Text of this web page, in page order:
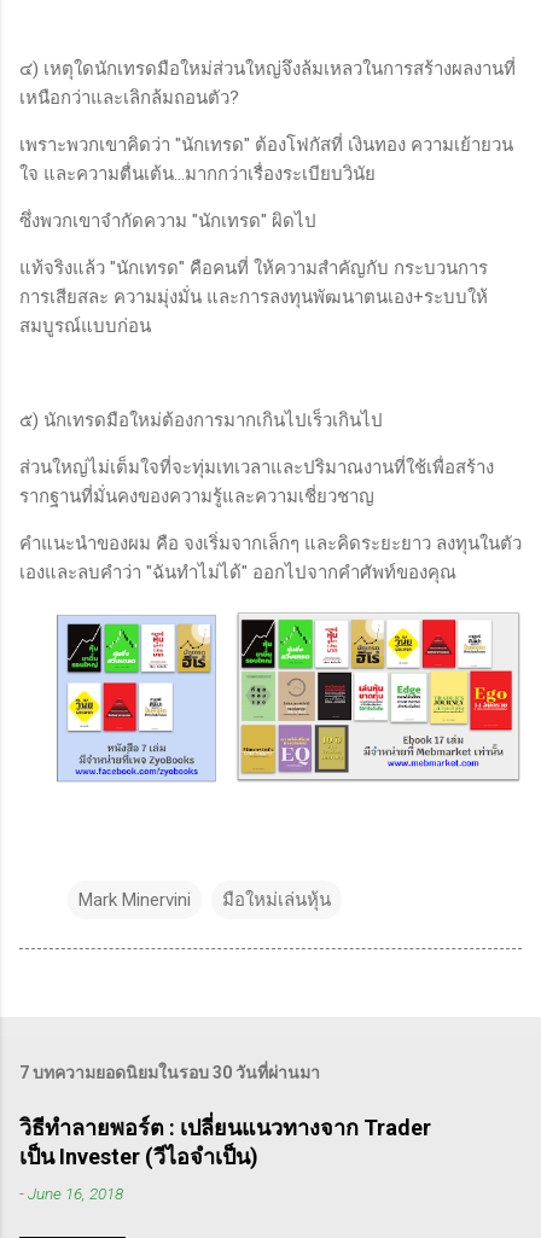
๔) เหตุใดนักเทรดมือใหม่ส่วนใหญ่จึงล้มเหลวในการสร้างผลงานที่
เหนือกว่าและเลิกล้มถอนตัว?
เพราะพวกเขาคิดว่า "นักเทรด" ต้องโฟกัสที่ เงินทอง ความเย้ายวน
ใจ และความตื่นเต้น...มากกว่าเรื่องระเบียบวินัย
ซึ่งพวกเขาจำกัดความ "นักเทรด" ผิดไป
แท้จริงแล้ว "นักเทรด" คือคนที่ ให้ความสำคัญกับ กระบวนการ
การเสียสละ ความมุ่งมั่น และการลงทุนพัฒนาตนเอง+ระบบให้
สมบูรณ์แบบก่อน
๕) นักเทรดมือใหม่ต้องการมากเกินไปเร็วเกินไป
ส่วนใหญ่ไม่เต็มใจที่จะทุ่มเทเวลาและปริมาณงานที่ใช้เพื่อสร้าง
รากฐานที่มั่นคงของความรู้และความเชี่ยวชาญ
คำแนะนำของผม คือ จงเริ่มจากเล็กๆ และคิดระยะยาว ลงทุนในตัว
เองและลบคำว่า "ฉันทำไม่ได้" ออกไปจากคำศัพท์ของคุณ
Mark Minervini มือใหม่เล่นหุ้น
7 บทความยอดนิยมในรอบ 30 วันที่ผ่านมา
วิธีทำลายพอร์ต : เปลี่ยนแนวทางจาก Trader
เป็น Invester (วีไอจำเป็น)
-June 16, 2018